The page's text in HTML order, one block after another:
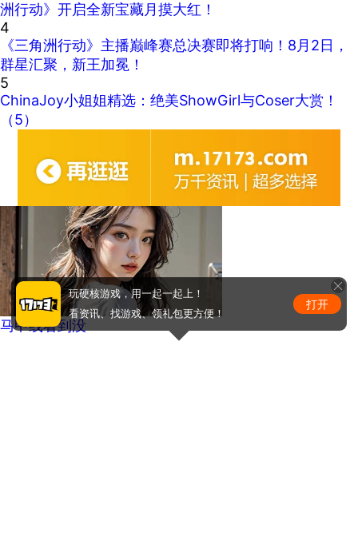
洲行动》开启全新宝藏月摸大红！
4
《三角洲行动》主播巅峰赛总决赛即将打响！8月2日，
群星汇聚，新王加冕！
5
ChinaJoy小姐姐精选：绝美ShowGirl与Coser大赏！
（5）
马甲线看到没
玩硬核游戏，用一起一起上！
看资讯、找游戏、领礼包更方便！
打开